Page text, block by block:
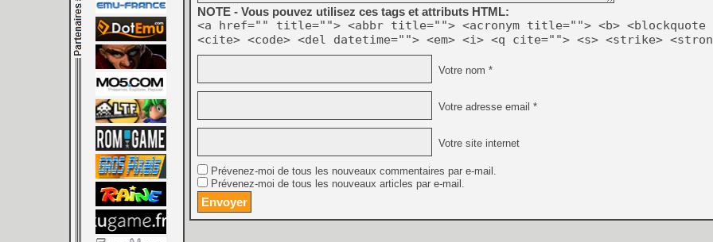
[Mo5] Brickboy cherche à
[GK] Minecraft et ses «
[GK] Beast of
[GK] Ubisoft : fin de partie
[GK] Mémoire cash -
[GK] Dan Houser (GTA)
[GK] Comment EA Sports
[GK] Crimson Moon : un
[GK] Isle of Reveries : le
[GK] Moonlighter 2 : The
[GK] Capcom relance
[GK] Guillermo del Toro
NOTE - Vous pouvez utilisez ces tags et attributs HTML:
<a href="" title=""> <abbr title=""> <acronym title=""> <b> <blockquote
<cite> <code> <del datetime=""> <em> <i> <q cite=""> <s> <strike>
Votre nom *
Votre adresse email *
Votre site internet
Prévenez-moi de tous les nouveaux commentaires par e-mail.
Prévenez-moi de tous les nouveaux articles par e-mail.